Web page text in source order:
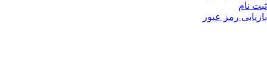
نام
رمز عبور